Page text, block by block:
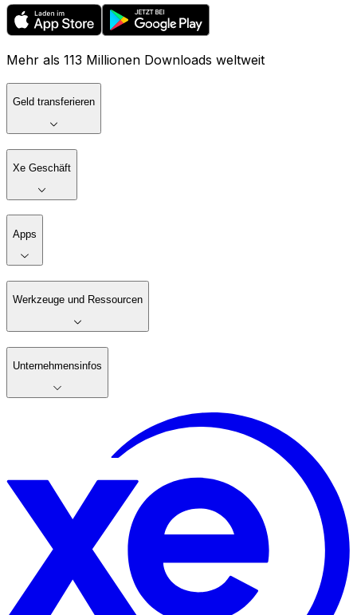
Mehr als 113 Millionen Downloads weltweit
Geld transferieren
Xe Geschäft
Apps
Werkzeuge und Ressourcen
Unternehmensinfos